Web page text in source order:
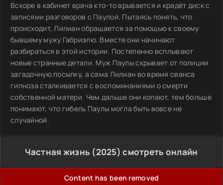
Вскоре в кабинет врача кто-то врывается и крадёт диск с
записями разговоров с Паулой. Пытаясь понять, что
происходит, Лилиан обращается за помощью к своему
бывшему мужу Габриэлю. Вместе они начинают
разбираться в этой истории. Постепенно всплывают
новые странные детали. Муж Паулы скрывает от полиции
загадочную посылку, а сама Лилиан во время сеанса
гипноза сталкивается с воспоминаниями о смерти
собственной матери. Чем дальше они копают, тем больше
понимают, что гибель Паулы могла быть вовсе не
случайной.
Частная жизнь (2025) смотреть онлайн
Content has been removed